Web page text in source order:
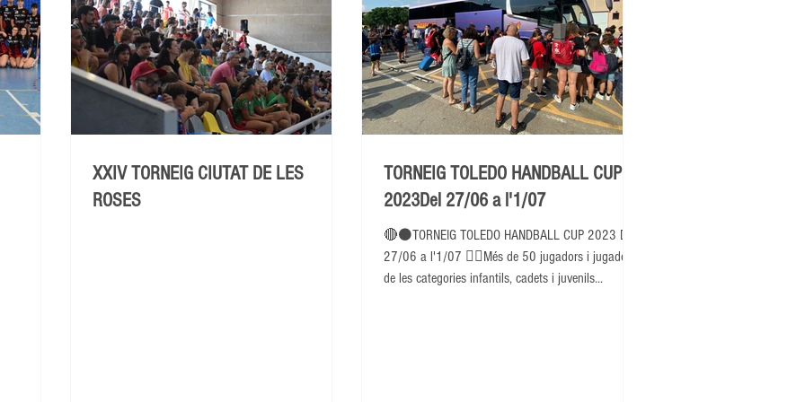
XXIV TORNEIG CIUTAT DE LES
ROSES
TORNEIG TOLEDO HANDBALL CUP
2023Del 27/06 a l'1/07
🔴⚫TORNEIG TOLEDO HANDBALL CUP 2023 Del
27/06 a l'1/07 👉🏽Més de 50 jugadors i jugadores
de les categories infantils, cadets i juvenils...